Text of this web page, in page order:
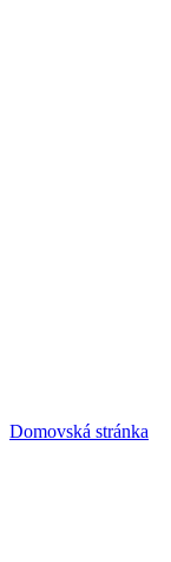
Domovská stránka